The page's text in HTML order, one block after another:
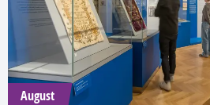
August